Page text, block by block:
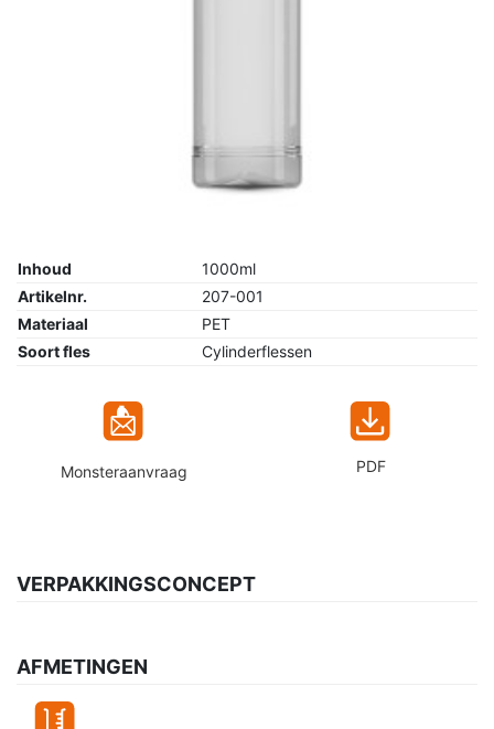
Inhoud
1000ml
Artikelnr.
207-001
Materiaal
PET
Soort fles
Cylinderflessen
Monsteraanvraag PDF
VERPAKKINGSCONCEPT
AFMETINGEN